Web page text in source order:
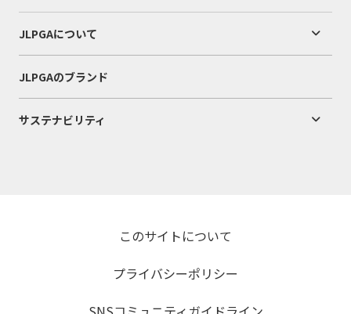
JLPGAについて
JLPGAのブランド
サステナビリティ
このサイトについて
プライバシーポリシー